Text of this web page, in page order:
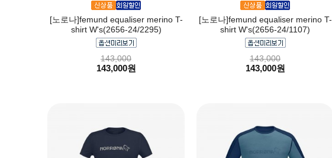
[노로나]femund equaliser merino T-
shirt W's(2656-24/2295)
143,000
143,000원
[노로나]femund equaliser merino T-
shirt W's(2656-24/1107)
143,000
143,000원